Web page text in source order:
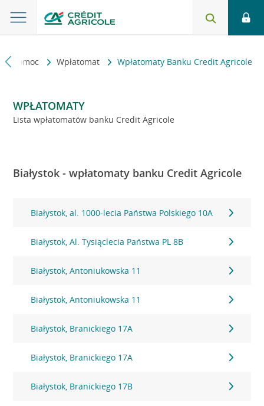
i pomoc Wpłatomat Wpłatomaty Banku Credit Agricole
WPŁATOMATY
Lista wpłatomatów banku Credit Agricole
Białystok - wpłatomaty banku Credit Agricole
Białystok, al. 1000-lecia Państwa Polskiego 10A
Białystok, Al. Tysiąclecia Państwa PL 8B
Białystok, Antoniukowska 11
Białystok, Antoniukowska 11
Białystok, Branickiego 17A
Białystok, Branickiego 17A
Białystok, Branickiego 17B